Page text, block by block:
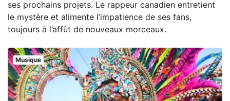
ses prochains projets. Le rappeur canadien entretient
le mystère et alimente l’impatience de ses fans,
toujours à l’affût de nouveaux morceaux.
Musique